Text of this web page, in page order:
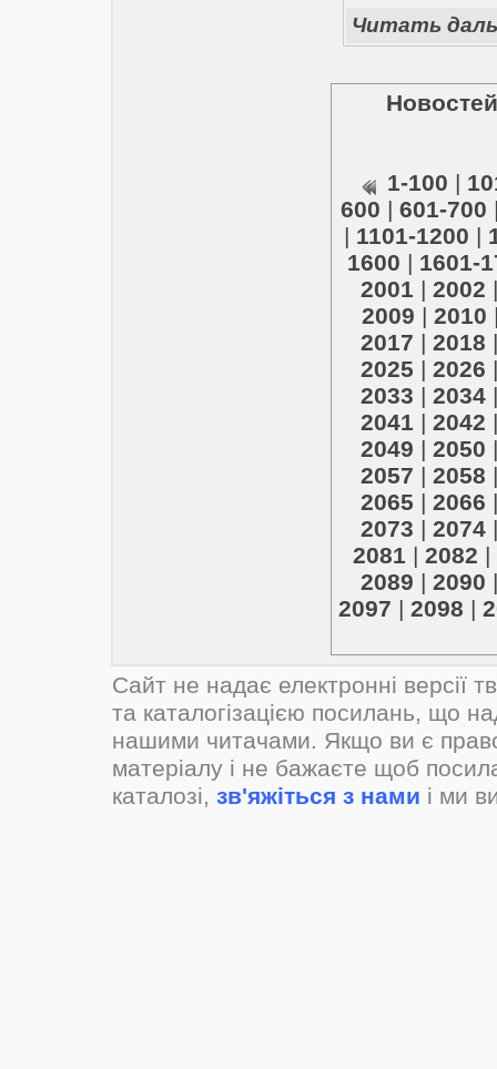
Читать
1-100 |
600 | 601-700
| 1101-1200 |
1600 | 1601-
2001 | 2002
2009 | 2010
2017 | 2018
2025 | 2026
2033 | 2034
2041 | 2042
2049 | 2050
2057 | 2058
2065 | 2066
2073 | 2074
2081 | 2082 |
2089 | 2090
2097 | 2098 |
Сайт не надає електронні версії
та каталогізацією посилань, що
нашими читачами. Якщо ви є
матеріалу і не бажаєте щоб
каталозі, зв'яжіться з нами і ми